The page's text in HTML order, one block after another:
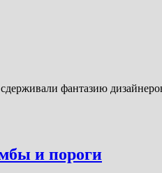
фантазию
и пороги